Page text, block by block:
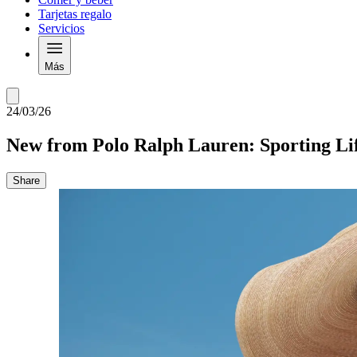
Tarjetas regalo
Servicios
Más
24/03/26
New from Polo Ralph Lauren: Sporting
Share